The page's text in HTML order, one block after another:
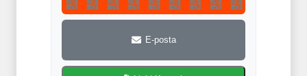
E-posta